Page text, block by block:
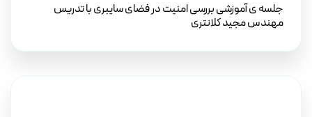
جلسه ی آموزشی بررسی امنیت در فضای سایبری با تدریس
مهندس مجید کلانتری